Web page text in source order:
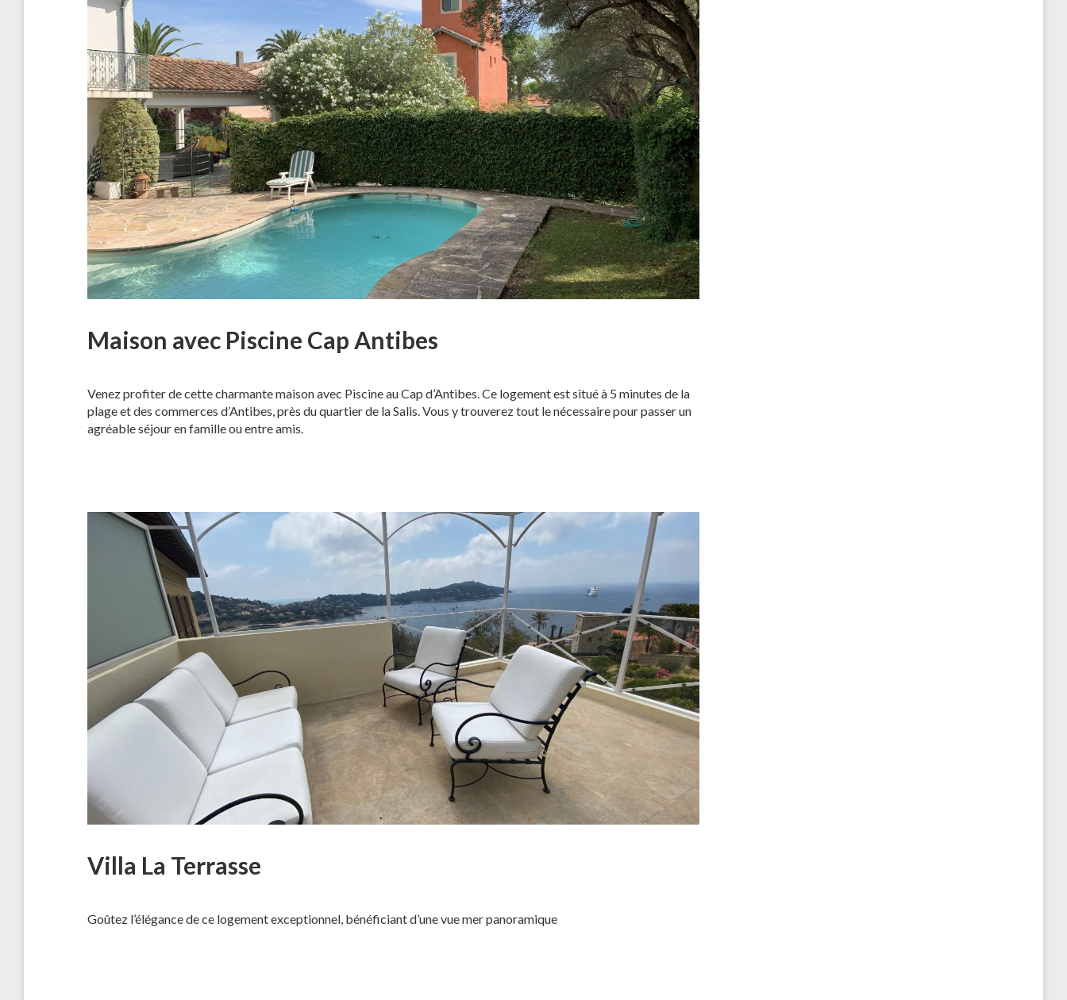
Maison avec Piscine Cap Antibes
Venez profiter de cette charmante maison avec Piscine au Cap d’Antibes. Ce logement est situé à 5 minutes de la
plage et des commerces d’Antibes, près du quartier de la Salis. Vous y trouverez tout le nécessaire pour passer un
agréable séjour en famille ou entre amis.
Villa La Terrasse
Goûtez l’élégance de ce logement exceptionnel, bénéficiant d’une vue mer panoramique